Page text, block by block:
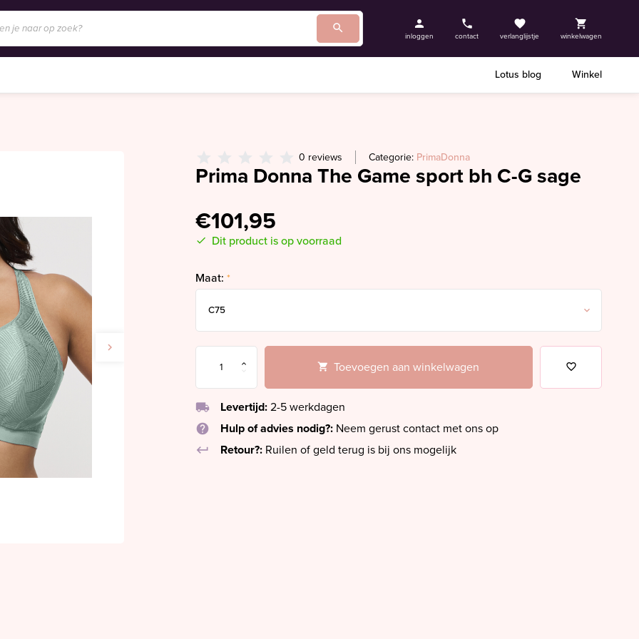
inloggen contact verlanglijstje winkelwagen
Lotus blog Winkel
0 reviews Categorie: PrimaDonna
Prima Donna The Game sport bh C-G sage
€101,95
Dit product is op voorraad
Maat: *
Toevoegen aan winkelwagen
local_shipping Levertijd: 2-5 werkdagen
help
Hulp of advies nodig?: Neem gerust contact met ons op
keyboard_return
Retour?: Ruilen of geld terug is bij ons mogelijk